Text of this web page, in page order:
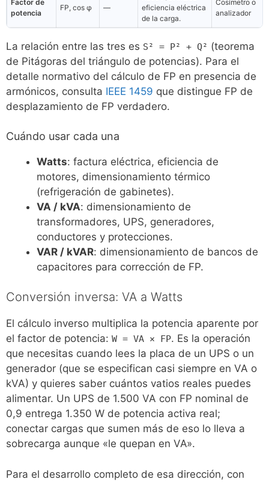
Factor de
potencia
FP, cos φ —
eficiencia eléctrica
de la carga.
Cosímetro o
analizador
La relación entre las tres es S² = P² + Q² (teorema
de Pitágoras del triángulo de potencias). Para el
detalle normativo del cálculo de FP en presencia de
armónicos, consulta IEEE 1459 que distingue FP de
desplazamiento de FP verdadero.
Cuándo usar cada una
Watts: factura eléctrica, eficiencia de
motores, dimensionamiento térmico
(refrigeración de gabinetes).
VA / kVA: dimensionamiento de
transformadores, UPS, generadores,
conductores y protecciones.
VAR / kVAR: dimensionamiento de bancos de
capacitores para corrección de FP.
Conversión inversa: VA a Watts
El cálculo inverso multiplica la potencia aparente por
el factor de potencia: W = VA × FP. Es la operación
que necesitas cuando lees la placa de un UPS o un
generador (que se especifican casi siempre en VA o
kVA) y quieres saber cuántos vatios reales puedes
alimentar. Un UPS de 1.500 VA con FP nominal de
0,9 entrega 1.350 W de potencia activa real;
conectar cargas que sumen más de eso lo lleva a
sobrecarga aunque «le quepan en VA».
Para el desarrollo completo de esa dirección, con